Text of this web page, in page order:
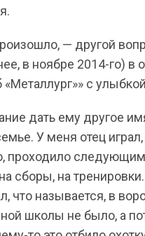
— другой
в ноябре 2014-го) в
с
дать ему другое
У меня отец
проходило
сборы, на
что называется, в
школы не было, а